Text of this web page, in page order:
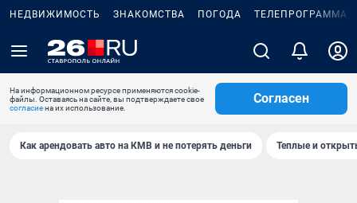
НЕДВИЖИМОСТЬ ЗНАКОМСТВА ПОГОДА ТЕЛЕПРОГРАММА
На информационном ресурсе применяются cookie-
файлы. Оставаясь на сайте, вы подтверждаете свое
согласиена их использование.
Согласен
Как арендовать авто на КМВ и не потерять деньги Теплые и